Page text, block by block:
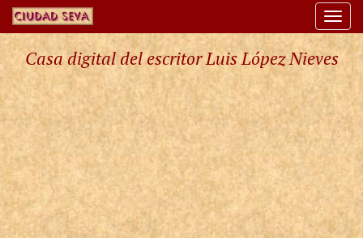
Casa digital del escritor Luis López Nieves